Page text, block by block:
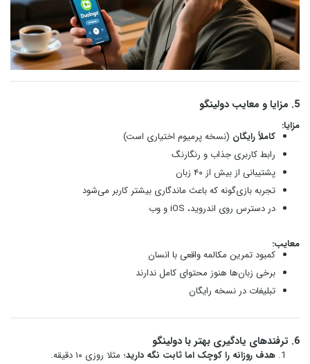
5. مزایا و معایب دولینگو
مزایا:
کاملاً رایگان (نسخه پرمیوم اختیاری است)
رابط کاربری جذاب و رنگارنگ
پشتیبانی از بیش از ۴۰ زبان
تجربه بازی‌گونه که باعث ماندگاری بیشتر کاربر می‌شود
در دسترس روی اندروید، iOS و وب
معایب:
کمبود تمرین مکالمه واقعی با انسان
برخی زبان‌ها هنوز محتوای کامل ندارند
تبلیغات در نسخه رایگان
6. ترفندهای یادگیری بهتر با دولینگو
هدف روزانه را کوچک اما ثابت نگه دارید؛ مثلا روزی ۱۰ دقیقه.